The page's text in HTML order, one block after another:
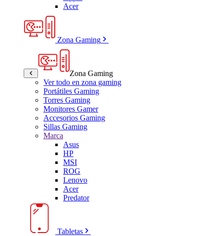
Acer
Zona Gaming
Zona Gaming
Ver todo en zona gaming
Portátiles Gaming
Torres Gaming
Monitores Gamer
Accesorios Gaming
Sillas Gaming
Marca
Asus
HP
MSI
ROG
Lenovo
Acer
Predator
Tabletas